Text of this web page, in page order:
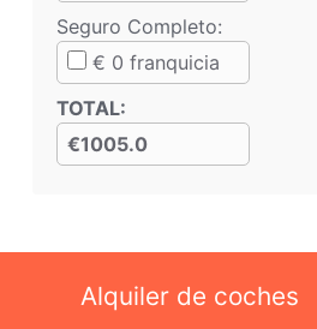
Seguro Completo:
€ 0 franquicia
TOTAL:
€1005.0
Alquiler de coches